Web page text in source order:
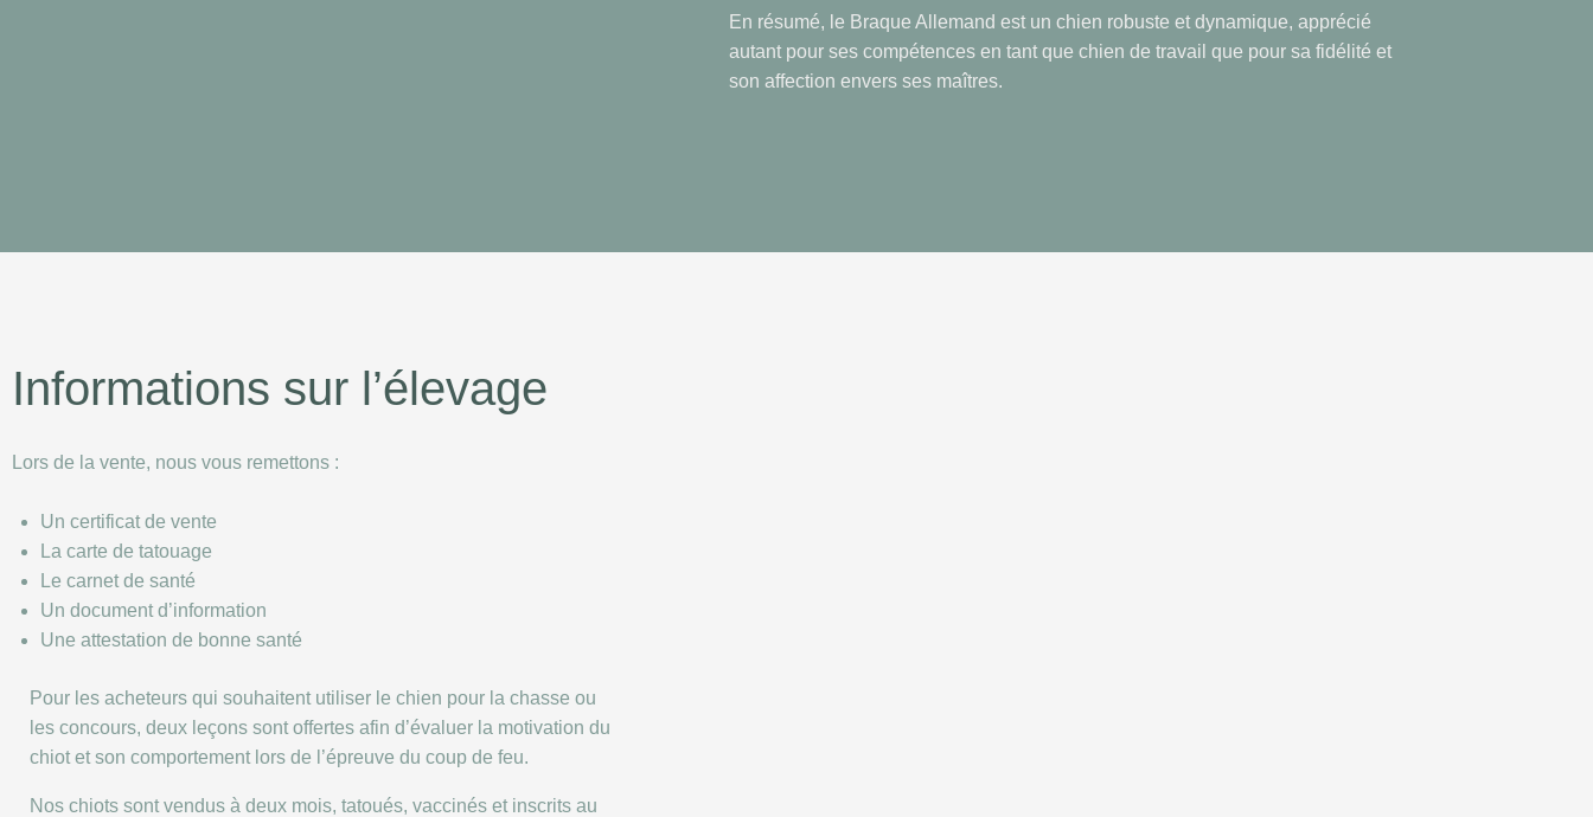
En résumé, le Braque Allemand est un chien robuste et dynamique, apprécié
autant pour ses compétences en tant que chien de travail que pour sa fidélité et
son affection envers ses maîtres.
Informations sur l’élevage
Lors de la vente, nous vous remettons :
Un certificat de vente
La carte de tatouage
Le carnet de santé
Un document d’information
Une attestation de bonne santé
Pour les acheteurs qui souhaitent utiliser le chien pour la chasse ou
les concours, deux leçons sont offertes afin d’évaluer la motivation du
chiot et son comportement lors de l’épreuve du coup de feu.
Nos chiots sont vendus à deux mois, tatoués, vaccinés et inscrits au